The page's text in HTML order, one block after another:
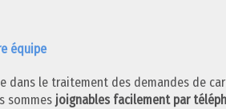
équipe
dans le traitement des demandes de
sommes joignables facilement par